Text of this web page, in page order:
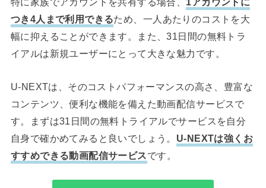
つき4人まで利用できるため、一人あたりのコストを大
幅に抑えることができます。また、31日間の無料トラ
イアルは新規ユーザーにとって大きな魅力です。
U-NEXTは、そのコストパフォーマンスの高さ、豊富な
コンテンツ、便利な機能を備えた動画配信サービスで
す。まずは31日間の無料トライアルでサービスを自分
自身で確かめてみると良いでしょう。 U-NEXTは強くお
すすめできる動画配信サービスです。